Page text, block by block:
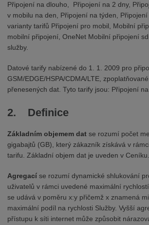
Připojení na dlouho, Připojení na 2 dny,
v mobilu na den, Připojení na týden,
varianty tarifů Připojení pro mobil, Mobilní
mobilní připojení, OneNet Mobilní připojení
služby.
Datové tarify nabízené do 1. 1. 2009 pro
GSM/EDGE/HSPA/CDMA/LTE,
přenesených dat. Tyto tarify jsou: Připojení
2. Definice
Základním objemem dat se rozumí počet
gigabajtů (GB), který zákazník získává v
tarifu. Základní objem dat je uveden v Ceníku.
Agregací se rozumí dynamické shlukování
uživatelů v rámci uvedené maximální
se udává v poměru x:y přičemž x znamená
maximální podíl na rychlosti Služby. Vyšší
přístupu k síti internet může způsobit